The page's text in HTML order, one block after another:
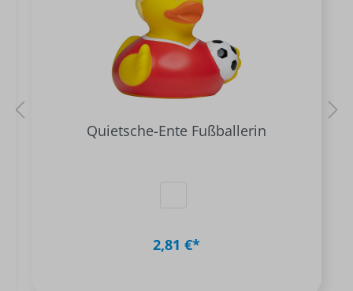
Quietsche-Ente Fußballerin
2,81 €*